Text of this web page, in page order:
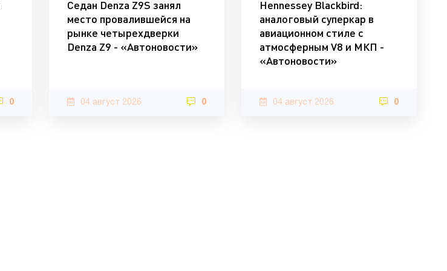
0
Седан Denza Z9S занял
место провалившейся на
рынке четырехдверки
Denza Z9 - «Автоновости»
04 август 2026 0
Hennessey Blackbird:
аналоговый суперкар в
авиационном стиле с
атмосферным V8 и МКП -
«Автоновости»
04 август 2026 0